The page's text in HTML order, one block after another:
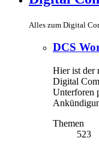
Alles zum Digital
DCS
Hier ist der
Digital
Unterforen
Themen
523